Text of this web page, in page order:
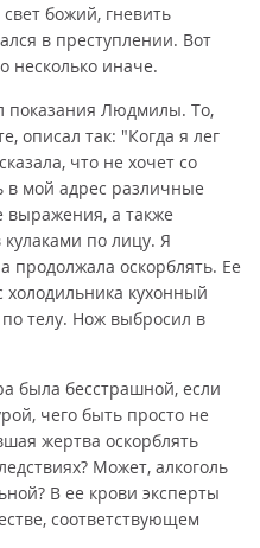
божий, гневить
в преступлении. Вот
несколько иначе.
показания Людмилы. То,
описал так: "Когда я лег
что не хочет со
в мой адрес различные
выражения, а также
по лицу. Я
продолжала оскорблять. Ее
холодильника кухонный
телу. Нож выбросил в
была бесстрашной, если
чего быть просто не
жертва оскорблять
Может, алкоголь
В ее крови эксперты
соответствующем